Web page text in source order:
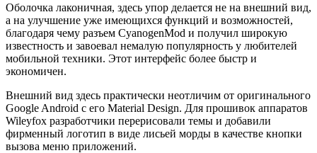
Оболочка лаконичная, здесь упор делается не на внешний вид,
а на улучшение уже имеющихся функций и возможностей,
благодаря чему разъем CyanogenMod и получил широкую
известность и завоевал немалую популярность у любителей
мобильной техники. Этот интерфейс более быстр и
экономичен.
Внешний вид здесь практически неотличим от оригинального
Google Android с его Material Design. Для прошивок аппаратов
Wileyfox разработчики перерисовали темы и добавили
фирменный логотип в виде лисьей морды в качестве кнопки
вызова меню приложений.